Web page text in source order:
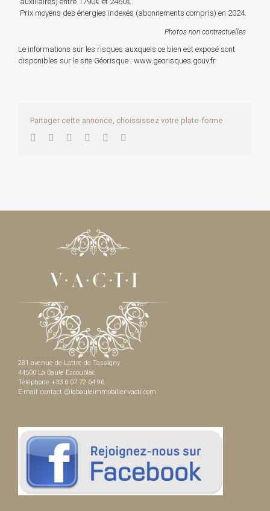
Prix moyens des énergies indexés (abonnements compris) en 2024.
Photos non contractuelles
Le informations sur les risques auxquels ce bien est exposé sont
disponibles sur le site Géorisque : www.georisques.gouv.fr
Partager cette annonce, choississez votre plate-forme
Facebook
TwitterLinkedInWhatsApp
Pinterest
281 avenue de Lattre de Tassigny
44500 La Baule Escoublac
Téléphone +33 6 07 72 64 96
E-mail :contact @labauleimmobilier-vacti.com